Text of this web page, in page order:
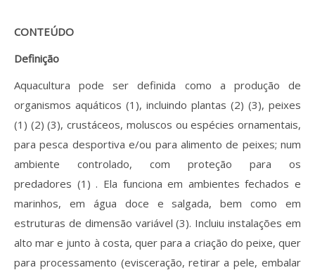
CONTEÚDO
Definição
Aquacultura pode ser definida como a produção de
organismos aquáticos (1), incluindo plantas (2) (3), peixes
(1) (2) (3), crustáceos, moluscos ou espécies ornamentais,
para pesca desportiva e/ou para alimento de peixes; num
ambiente controlado, com proteção para os
predadores (1) . Ela funciona em ambientes fechados e
marinhos, em água doce e salgada, bem como em
estruturas de dimensão variável (3). Incluiu instalações em
alto mar e junto à costa, quer para a criação do peixe, quer
para processamento (evisceração, retirar a pele, embalar